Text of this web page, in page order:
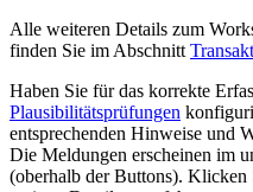
Alle weiteren Details zum
finden Sie im Abschnitt
Haben Sie für das korrekte
Plausibilitätsprüfungen
entsprechenden Hinweise und
Die Meldungen erscheinen im
(oberhalb der Buttons).